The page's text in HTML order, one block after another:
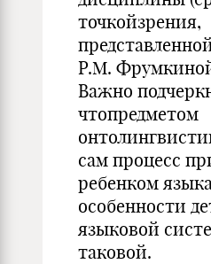
точкойзрения,
Р.М.
Важно
чтопредметом
сам процесс
ребенком
особенности
языковой
таковой.